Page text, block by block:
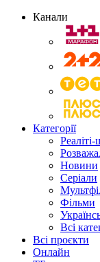
Канали
Категорії
Новини
Серіали
Фільми
Всі
Всі проєкти
Онлайн